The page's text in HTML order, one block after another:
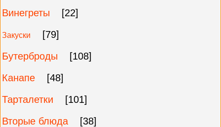
Винегреты
[22]
Закуски
[79]
Бутерброды
[108]
Канапе
[48]
Тарталетки
[101]
Вторые блюда
[38]